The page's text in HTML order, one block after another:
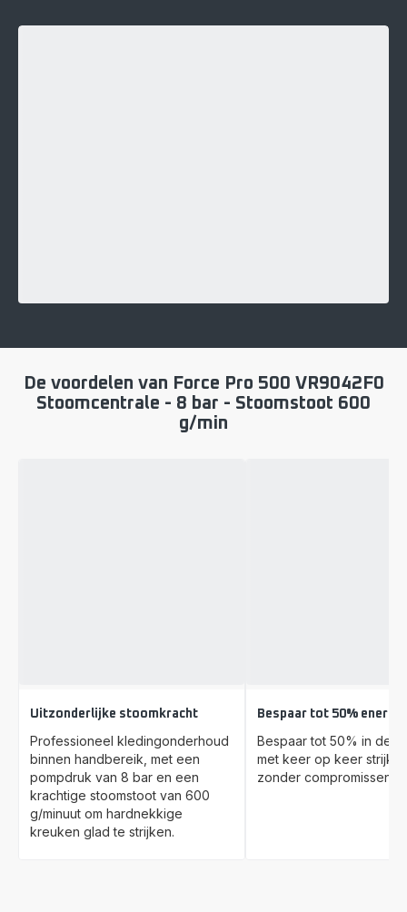
De voordelen van Force Pro 500 VR9042F0
Stoomcentrale - 8 bar - Stoomstoot 600
g/min
Uitzonderlijke stoomkracht
Professioneel kledingonderhoud
binnen handbereik, met een
pompdruk van 8 bar en een
krachtige stoomstoot van 600
g/minuut om hardnekkige
kreuken glad te strijken.
Bespaar tot 50%
Bespaar tot 50% in de
met keer op keer
zonder compromissen.